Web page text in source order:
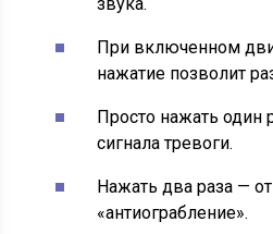
При включенном
нажатие позволит
Просто нажать один
сигнала тревоги.
Нажать два раза —
«антиограбление».